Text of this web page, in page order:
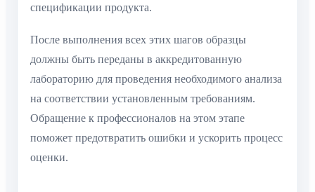
спецификации продукта.
После выполнения всех этих шагов образцы
должны быть переданы в аккредитованную
лабораторию для проведения необходимого анализа
на соответствии установленным требованиям.
Обращение к профессионалов на этом этапе
поможет предотвратить ошибки и ускорить процесс
оценки.